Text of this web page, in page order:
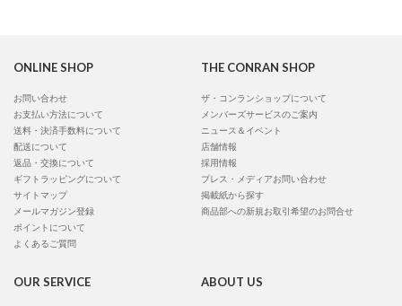
ONLINE SHOP
お問い合わせ
お支払い方法について
送料・決済手数料について
配送について
返品・交換について
ギフトラッピングについて
サイトマップ
メールマガジン登録
ポイントについて
よくあるご質問
THE CONRAN SHOP
ザ・コンランショップについて
メンバーズサービスのご案内
ニュース＆イベント
店舗情報
採用情報
プレス・メディアお問い合わせ
掲載紙から探す
商品部への新規お取引希望のお問合せ
OUR SERVICE ABOUT US